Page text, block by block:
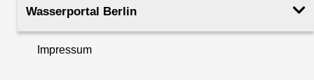
Wasserportal Berlin
Impressum